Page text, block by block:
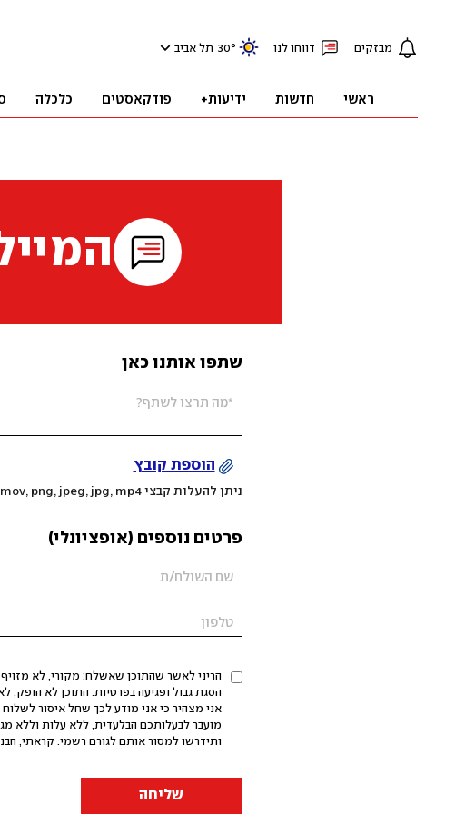
מבזקים דווחו לנו 30° תל אביב
ראשי חדשות ידיעות+ פודקאסטים כלכלה
שתפו אותנו כאן
הוספת קובץ
ניתן להעלות קבצי mov, png, jpeg, jpg, mp4 עד 200MB
פרטים נוספים (אופציונלי)
הריני לאשר שהתוכן שאשלח: מקורי, לא
אני מצהיר כי אני מודע לכך שחל איסור
מועבר לבעלותכם הבלעדית, ללא עלות וללא
ותידרשו למסור אותם לגורם רשמי. קראתי,
שליחה